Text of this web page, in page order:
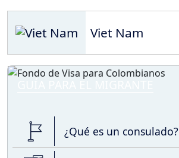
Viet Nam
¿Qué es un consulado?